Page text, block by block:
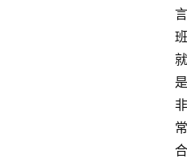
言
班
就
是
非
常
合